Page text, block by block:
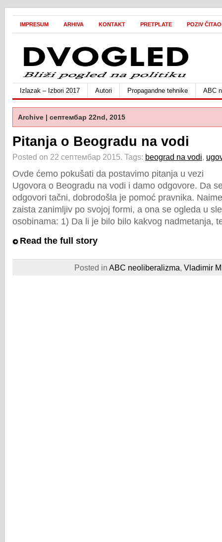
IMPRESUM ARHIVA KONTAKT PRETPLATE POZIV
Izlazak – Izbori 2017 Autori Propagandne tehnike ABC
Archive | септембар 22nd, 2015
Pitanja o Beogradu na vodi
Posted on 22 септембар 2015. Tags: beograd na vodi,
Ovde ćemo pokušati da postavimo pitanja u vezi
Ugovora o Beogradu na vodi i damo odgovore. Da
odgovori tačni, dobrodošla je pomoć pravnika.
zaista zanimljiv po svojoj formi, a ona se ogleda u
osobinama: 1) Da li je bilo bilo kakvog nadmetanja,
Read the full story
Posted in ABC neoliberalizma, Vladimir